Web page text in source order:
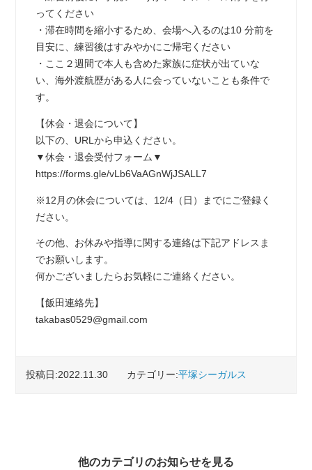
ってください
・滞在時間を縮小するため、会場へ入るのは10 分前を
目安に、練習後はすみやかにご帰宅ください
・ここ２週間で本人も含めた家族に症状が出ていな
い、海外渡航歴がある人に会っていないことも条件で
す。
【休会・退会について】
以下の、URLから申込ください。
▼休会・退会受付フォーム▼
https://forms.gle/vLb6VaAGnWjJSALL7
※12月の休会については、12/4（日）までにご登録く
ださい。
その他、お休みや指導に関する連絡は下記アドレスま
でお願いします。
何かございましたらお気軽にご連絡ください。
【飯田連絡先】
takabas0529@gmail.com
投稿日:2022.11.30 カテゴリー:平塚シーガルス
他のカテゴリのお知らせを見る